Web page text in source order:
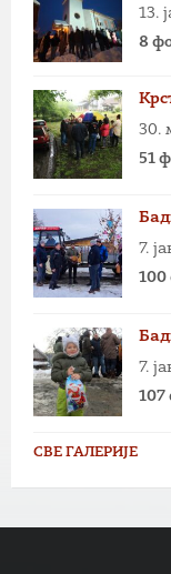
13.
8
30.
51
7.
100
7.
107
СВЕ ГАЛЕРИЈЕ